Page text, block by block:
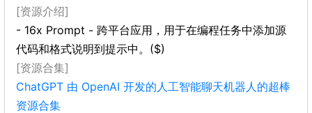
[资源介绍]
- 16x Prompt - 跨平台应用，用于在编程任务中添加源
代码和格式说明到提示中。($)
[资源合集]
ChatGPT 由 OpenAI 开发的人工智能聊天机器人的超棒
资源合集